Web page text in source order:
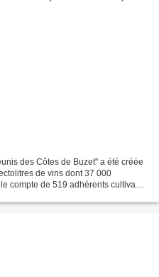
des Côtes de Buzet" a été créée
de vins dont 37 000
compte de 519 adhérents cultivant